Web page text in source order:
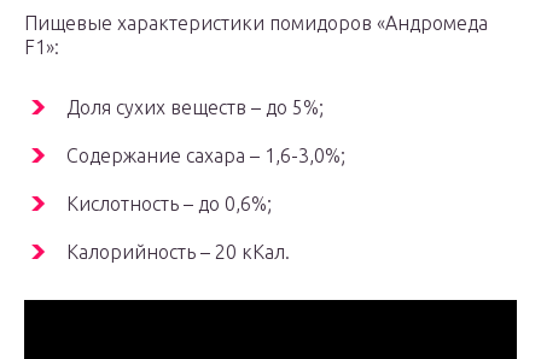
Пищевые характеристики помидоров «Андромеда
F1»:
Доля сухих веществ – до 5%;
Содержание сахара – 1,6-3,0%;
Кислотность – до 0,6%;
Калорийность – 20 кКал.